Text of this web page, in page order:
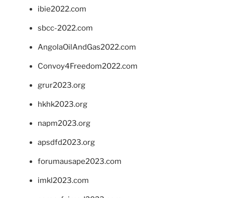
ibie2022.com
sbcc-2022.com
AngolaOilAndGas2022.com
Convoy4Freedom2022.com
grur2023.org
hkhk2023.org
napm2023.org
apsdfd2023.org
forumausape2023.com
imkl2023.com